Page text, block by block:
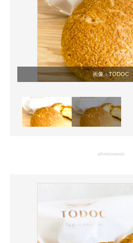
ビジネスと働き方のヒント
AI活用のいまが分かる
企業ITのトレンドを詳説
経営リーダーのコミュニティ
マーケ×ITの今がよく分かる
ITエンジニア向け専門サイト
製造業のIT導入・活用を支援
モノづくり技術者専門サイト
エレクトロニクス専門サイト
画像：TODOC
advertisement